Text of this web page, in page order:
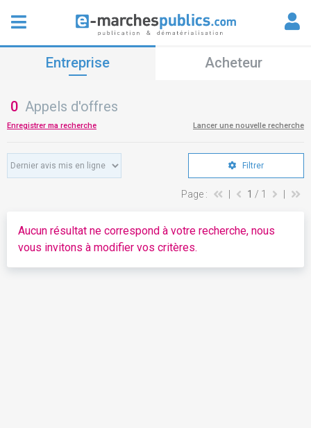
Entreprise Acheteur
0 Appels d'offres
Enregistrer ma recherche Lancer une nouvelle recherche
Filtrer
Page : 1 / 1
Aucun résultat ne correspond à votre recherche, nous
vous invitons à modifier vos critères.